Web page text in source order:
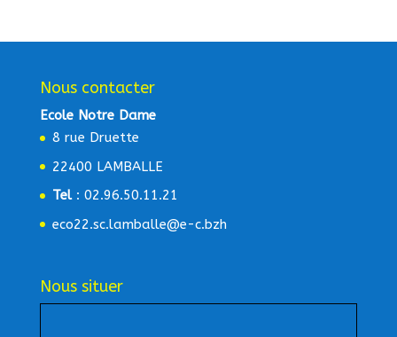
Nous contacter
Ecole Notre Dame
8 rue Druette
22400 LAMBALLE
Tel: 02.96.50.11.21
eco22.sc.lamballe@e-c.bzh
Nous situer